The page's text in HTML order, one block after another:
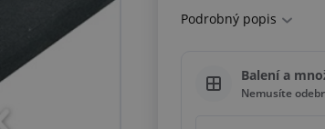
Podrobný popis
Balení a
Nemusíte